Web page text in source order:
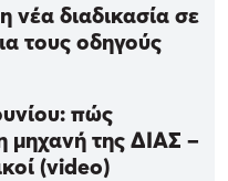
νέα διαδικασία σε
τους οδηγούς
πώς
μηχανή της ΔΙΑΣ –
(video)